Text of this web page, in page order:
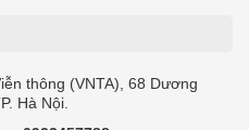
thông (VNTA), 68 Dương
Hà Nội.